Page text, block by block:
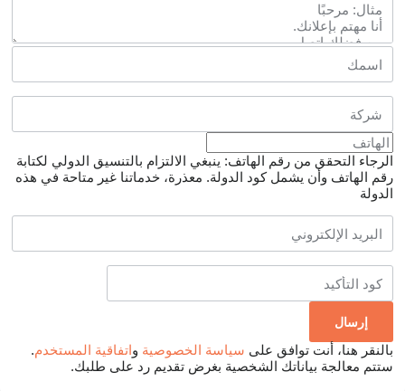
الرجاء التحقق من رقم الهاتف: ينبغي الالتزام بالتنسيق الدولي لكتابة
رقم الهاتف وأن يشمل كود الدولة. معذرة، خدماتنا غير متاحة في هذه
الدولة
بالنقر هنا، أنت توافق على سياسة الخصوصية واتفاقية المستخدم.
ستتم معالجة بياناتك الشخصية بغرض تقديم رد على طلبك.